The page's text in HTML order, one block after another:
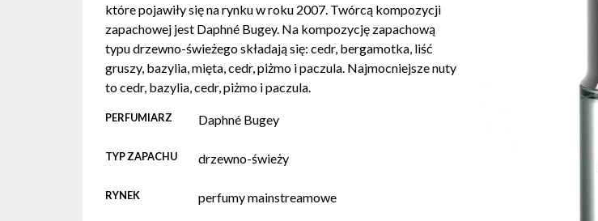
które pojawiły się na rynku w roku 2007. Twórcą kompozycji
zapachowej jest Daphné Bugey. Na kompozycję zapachową
typu drzewno-świeżego składają się: cedr, bergamotka, liść
gruszy, bazylia, mięta, cedr, piżmo i paczula. Najmocniejsze nuty
to cedr, bazylia, cedr, piżmo i paczula.
PERFUMIARZ Daphné Bugey
TYP ZAPACHU drzewno-świeży
RYNEK perfumy mainstreamowe